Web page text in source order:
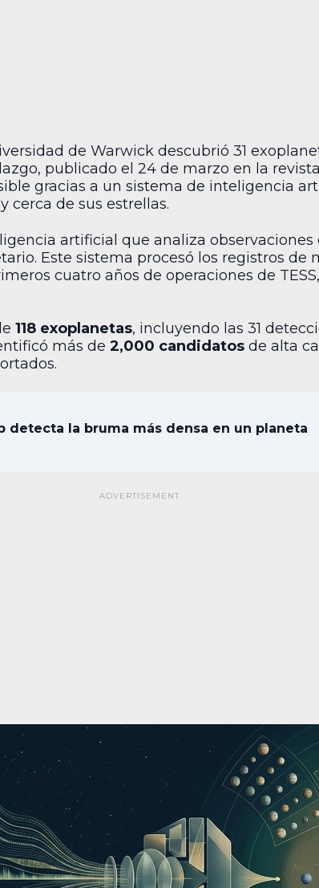
de Warwick descubrió 31
publicado el 24 de marzo en la revista
gracias a un sistema de inteligencia
de sus estrellas.
artificial que analiza observaciones
Este sistema procesó los registros de
cuatro años de operaciones de
118 exoplanetas, incluyendo las 31
más de 2,000 candidatos de alta
detecta la bruma más densa en un planeta